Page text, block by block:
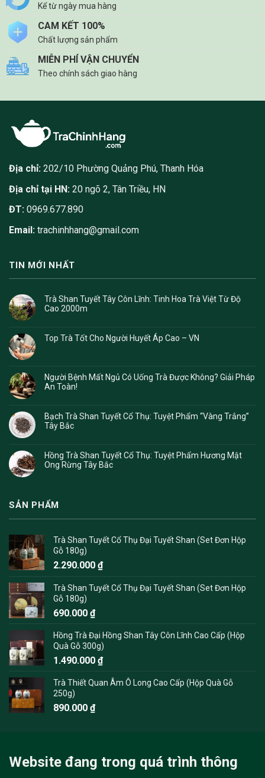
Kể từ ngày mua hàng
CAM KẾT 100%
Chất lượng sản phẩm
MIỄN PHÍ VẬN CHUYỂN
Theo chính sách giao hàng
Địa chỉ: 202/10 Phường Quảng Phú, Thanh Hóa
Địa chỉ tại HN: 20 ngõ 2, Tân Triều, HN
ĐT: 0969.677.890
Email: trachinhhang@gmail.com
TIN MỚI NHẤT
Trà Shan Tuyết Tây Côn Lĩnh: Tinh Hoa Trà Việt Từ Độ
Cao 2000m
Top Trà Tốt Cho Người Huyết Áp Cao – VN
Người Bệnh Mất Ngủ Có Uống Trà Được Không? Giải Pháp
An Toàn!
Bạch Trà Shan Tuyết Cổ Thụ: Tuyệt Phẩm “Vàng Trắng”
Tây Bắc
Hồng Trà Shan Tuyết Cổ Thụ: Tuyệt Phẩm Hương Mật
Ong Rừng Tây Bắc
SẢN PHẨM
Trà Shan Tuyết Cổ Thụ Đại Tuyết Shan (Set Đơn Hộp
Gỗ 180g)
2.290.000 ₫
Trà Shan Tuyết Cổ Thụ Đại Tuyết Shan (Set Đơn Hộp
Gỗ 180g)
690.000 ₫
Hồng Trà Đại Hồng Shan Tây Côn Lĩnh Cao Cấp (Hộp
Quà Gỗ 300g)
1.490.000 ₫
Trà Thiết Quan Âm Ô Long Cao Cấp (Hộp Quà Gỗ
250g)
890.000 ₫
Website đang trong quá trình thông